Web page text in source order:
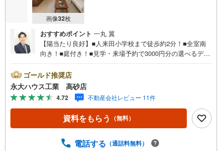
画像32枚
おすすめポイント 一丸 翼
【陽当たり良好】■人来田小学校まで徒歩約2分！■全室南
向き！■庭付き！■見学・来場予約で3000円分の選べるデジ
ハウス工業の強み～仙台市を中心に宮城県内の多数店舗で
展開中！こちらでは当社の強みを大きく2つに分けてご紹
介！1.＜豊富な不動産知識＞戸建・マンション・土地...と
種別を問わず不動産を取り扱っております。更に教育施設
や商業施設、子育て環境や行政などの地域情報を総合し、
お客様により良い物件選びをして頂けるよう、しっかりと
では【購入】【売却】【引っ越し】【リフォーム】など住
ゴールド推奨店
永大ハウス工業 高砂店
4.72 不動産会社レビュー 11件
資料をもらう （無料）
電話する （通話料無料）